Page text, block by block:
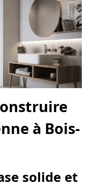
à Bois-
solide et